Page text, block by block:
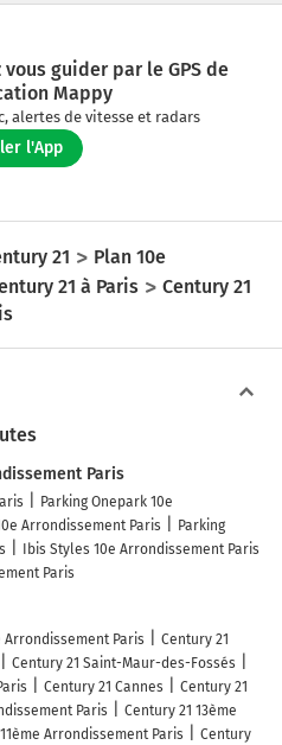
vous guider par le GPS de
Mappy
alertes de vitesse et radars
l'App
21
Plan 10e
21 à Paris
Century 21
Paris
Parking Onepark 10e
Arrondissement Paris
Parking
Ibis Styles 10e Arrondissement Paris
Paris
Arrondissement Paris
Century 21
Century 21 Saint-Maur-des-Fossés
Century 21 Cannes
Century 21
Paris
Century 21 13ème
Arrondissement Paris
Century